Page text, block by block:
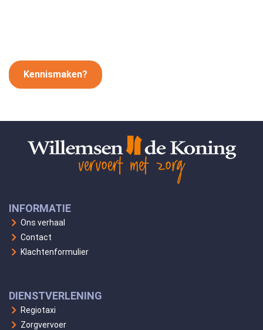
Kennismaken?
INFORMATIE
Ons verhaal
Contact
Klachtenformulier
DIENSTVERLENING
Regiotaxi
Zorgvervoer